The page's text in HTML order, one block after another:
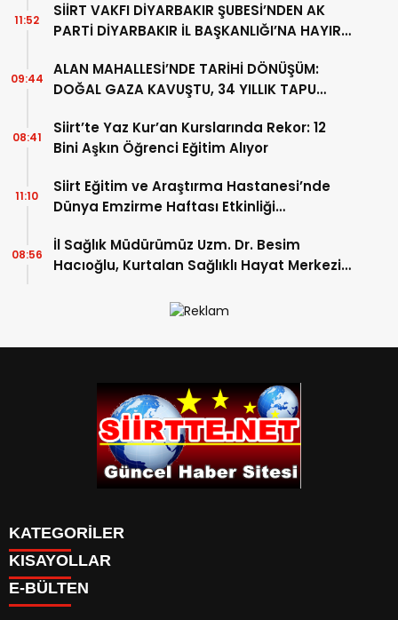
SİİRT VAKFI DİYARBAKIR ŞUBESİ’NDEN AK
PARTİ DİYARBAKIR İL BAŞKANLIĞI’NA HAYIRLI
11:52
ALAN MAHALLESİ’NDE TARİHİ DÖNÜŞÜM:
DOĞAL GAZA KAVUŞTU, 34 YILLIK TAPU
09:44
Siirt’te Yaz Kur’an Kurslarında Rekor: 12
Bini Aşkın Öğrenci Eğitim Alıyor
08:41
Siirt Eğitim ve Araştırma Hastanesi’nde
Dünya Emzirme Haftası Etkinliği
11:10
İl Sağlık Müdürümüz Uzm. Dr. Besim
Hacıoğlu, Kurtalan Sağlıklı Hayat Merkezini
08:56
KATEGORİLER
SPOR
Eruh Haberleri
KISAYOLLAR
MANSET
E-BÜLTEN